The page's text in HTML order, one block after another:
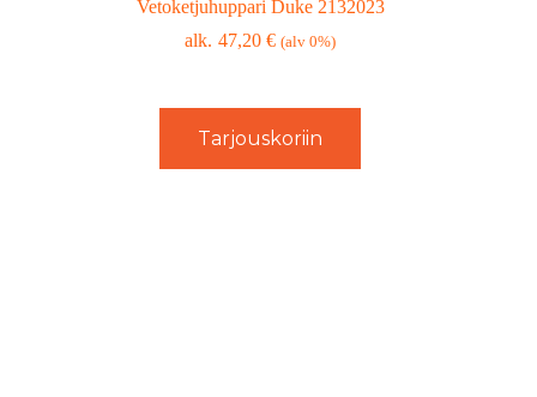
Vetoketjuhuppari Duke 2132023
47,20€ (alv 0%)
Tarjouskoriin